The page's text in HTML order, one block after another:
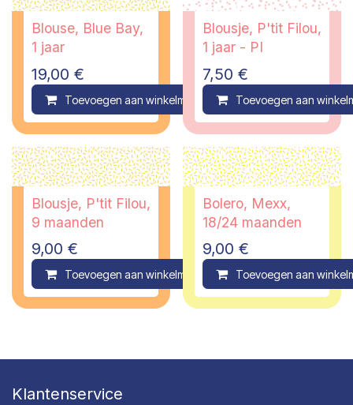
Blouse, Blue Bay,
1 jaar
19,00 €
Toevoegen aan winkelmandje Compare
Blousje, P'tit Filou,
1 jaar - PI
7,50 €
Toevoegen aan
Blousje, P'tit Filou,
9 maanden
9,00 €
Toevoegen aan winkelmandje Compare
Bolero, Mexx,
18/24 maanden
9,00 €
Toevoegen aan
Klantenservice